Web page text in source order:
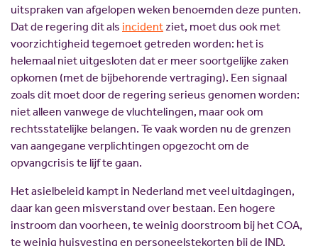
uitspraken van afgelopen weken benoemden deze punten.
Dat de regering dit als incidentziet, moet dus ook met
voorzichtigheid tegemoet getreden worden: het is
helemaal niet uitgesloten dat er meer soortgelijke zaken
opkomen (met de bijbehorende vertraging). Een signaal
zoals dit moet door de regering serieus genomen worden:
niet alleen vanwege de vluchtelingen, maar ook om
rechtsstatelijke belangen. Te vaak worden nu de grenzen
van aangegane verplichtingen opgezocht om de
opvangcrisis te lijf te gaan.
Het asielbeleid kampt in Nederland met veel uitdagingen,
daar kan geen misverstand over bestaan. Een hogere
instroom dan voorheen, te weinig doorstroom bij het COA,
te weinig huisvesting en personeelstekorten bij de IND.